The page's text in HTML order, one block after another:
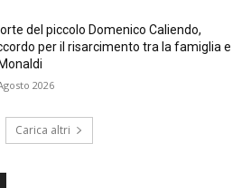
del piccolo Domenico Caliendo,
per il risarcimento tra la famiglia e
2026
Carica altri